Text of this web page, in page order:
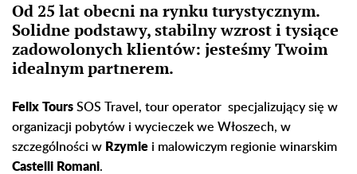
Od 25 lat obecni na rynku turystycznym.
Solidne podstawy, stabilny wzrost i tysiące
zadowolonych klientów: jesteśmy Twoim
idealnym partnerem.
Felix Tours SOS Travel, tour operator specjalizujący się w
organizacji pobytów i wycieczek we Włoszech, w
szczególności w Rzymie i malowiczym regionie winarskim
Castelli Romani.